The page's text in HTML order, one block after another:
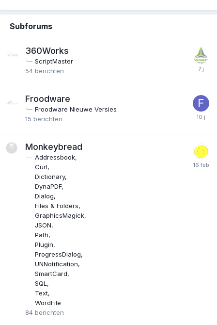
Subforums
360Works
ScriptMaster
54 berichten
Froodware
Froodware Nieuwe Versies
15 berichten
Monkeybread
Addressbook
Curl
Dictionary
DynaPDF
Dialog
Files & Folders
GraphicsMagick
JSON
Path
Plugin
ProgressDialog
UNNotification
SmartCard
SQL
Text
WordFile
84 berichten